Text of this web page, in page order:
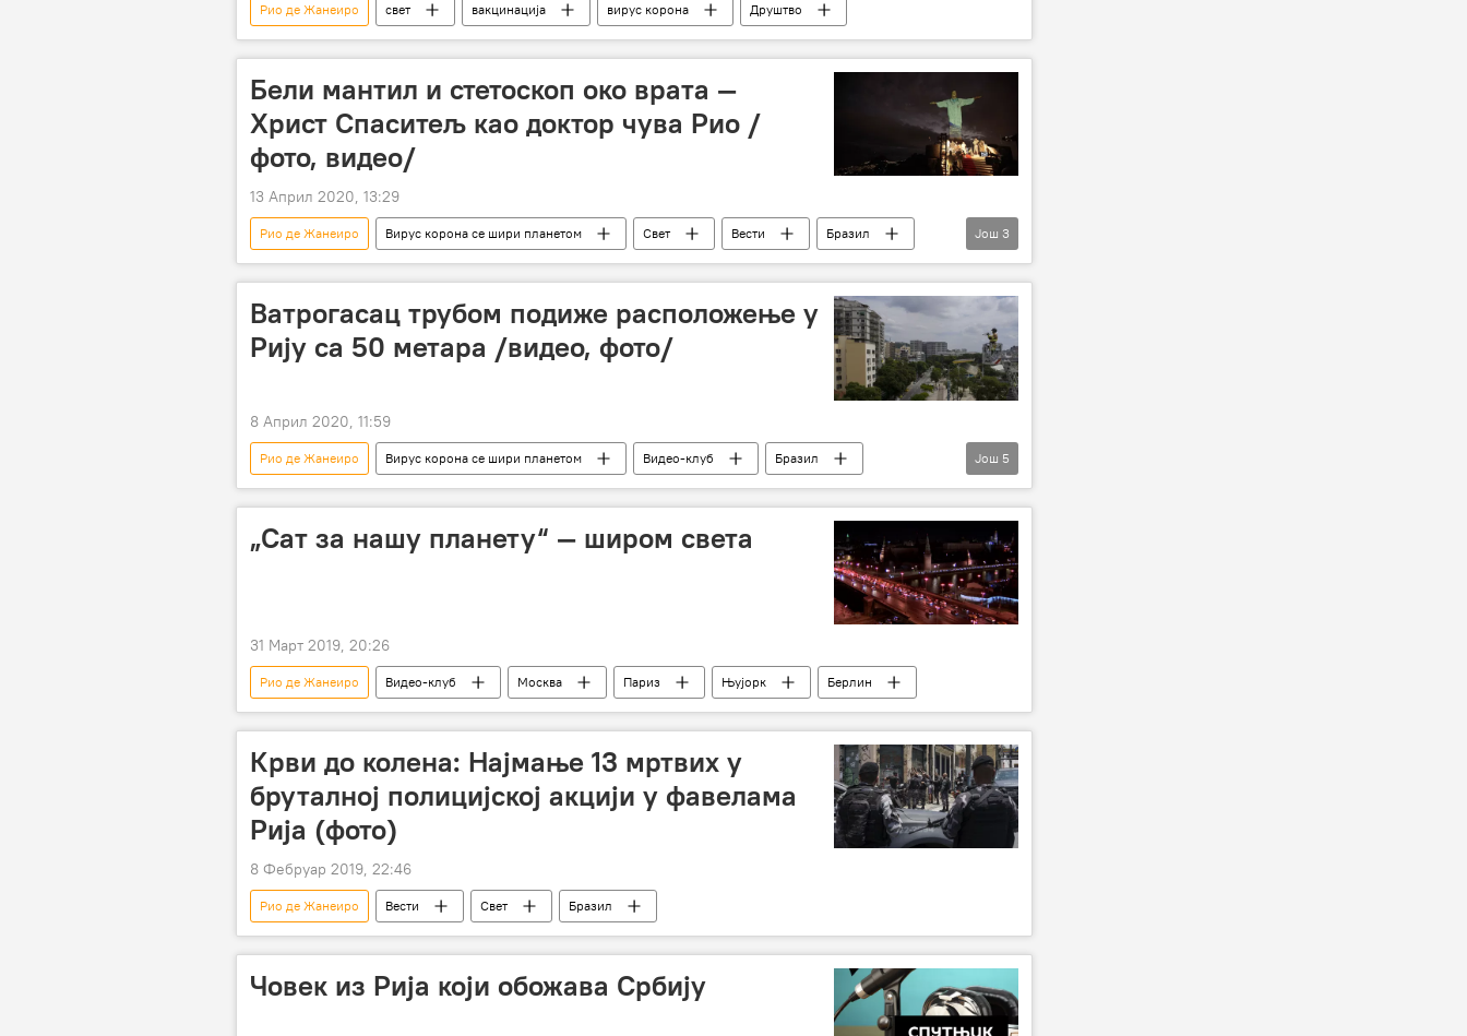
Рио де Жанеиро свет вакцинација вирус корона Друштво
Бели мантил и стетоскоп око врата ―
Христ Спаситељ као доктор чува Рио /
фото, видео/
13 Април 2020, 13:29
Рио де Жанеиро Вирус корона се шири планетом Свет Вести
Бразил
Христ Спаситељ
Видео-клуб Друштво
Још 3
Ватрогасац трубом подиже расположење у
Рију са 50 метара /видео, фото/
8 Април 2020, 11:59
Рио де Жанеиро Вирус корона се шири планетом Видео-клуб
Бразил
трубачи
Музика изолација вирус корона Друштво
Још 5
„Сат за нашу планету“ — широм света
31 Март 2019, 20:26
Рио де Жанеиро Видео-клуб Москва Париз Њујорк Берлин
Крви до колена: Најмање 13 мртвих у
бруталној полицијској акцији у фавелама
Рија (фото)
8 Фебруар 2019, 22:46
Рио де Жанеиро Вести Свет Бразил
Човек из Рија који обожава Србију